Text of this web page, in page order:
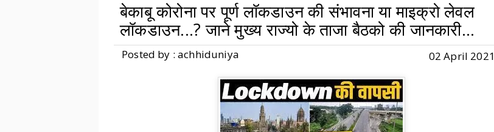
बेकाबू कोरोना पर पूर्ण लॉकडाउन की संभावना या माइक्रो लेवल
लॉकडाउन...? जाने मुख्य राज्यो के ताजा बैठको की जानकारी...
Posted by : achhiduniya 02 April 2021